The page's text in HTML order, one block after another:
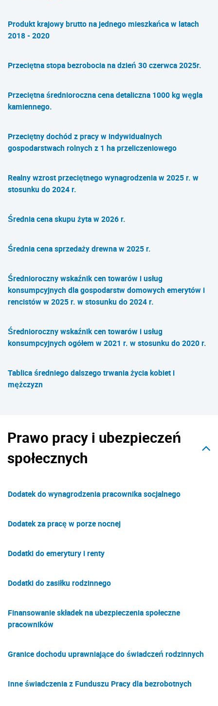
Produkt krajowy brutto na jednego mieszkańca w latach
2018 - 2020
Przeciętna stopa bezrobocia na dzień 30 czerwca 2025r.
Przeciętna średnioroczna cena detaliczna 1000 kg węgla
kamiennego.
Przeciętny dochód z pracy w indywidualnych
gospodarstwach rolnych z 1 ha przeliczeniowego
Realny wzrost przeciętnego wynagrodzenia w 2025 r. w
stosunku do 2024 r.
Średnia cena skupu żyta w 2026 r.
Średnia cena sprzedaży drewna w 2025 r.
Średnioroczny wskaźnik cen towarów i usług
konsumpcyjnych dla gospodarstw domowych emerytów i
rencistów w 2025 r. w stosunku do 2024 r.
Średnioroczny wskaźnik cen towarów i usług
konsumpcyjnych ogółem w 2021 r. w stosunku do 2020 r.
Tablica średniego dalszego trwania życia kobiet i
mężczyzn
Prawo pracy i ubezpieczeń
społecznych
Dodatek do wynagrodzenia pracownika socjalnego
Dodatek za pracę w porze nocnej
Dodatki do emerytury i renty
Dodatki do zasiłku rodzinnego
Finansowanie składek na ubezpieczenia społeczne
pracowników
Granice dochodu uprawniające do świadczeń rodzinnych
Inne świadczenia z Funduszu Pracy dla bezrobotnych